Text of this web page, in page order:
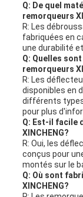
Q: De quel
remorqueurs
R: Les
fabriquées en
une durabilité
Q: Quelles
remorqueurs
R: Les
disponibles en
différents
pour plus
Q: Est-il facile
XINCHENG?
R: Oui, les
conçus pour
montés sur le
Q: Où sont
XINCHENG?